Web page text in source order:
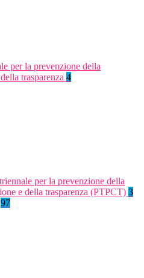
per la prevenzione della
trasparenza 4
per la prevenzione della
e della trasparenza (PTPCT) 3
97